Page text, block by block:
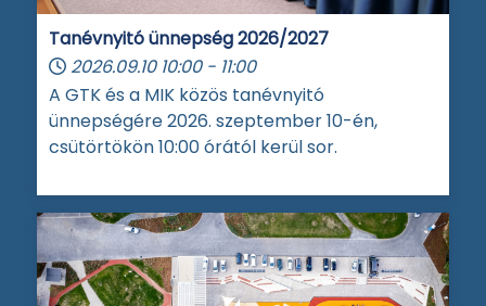
Tanévnyitó ünnepség 2026/2027
2026.09.10 10:00 - 11:00
A GTK és a MIK közös tanévnyitó
ünnepségére 2026. szeptember 10-én,
csütörtökön 10:00 órától kerül sor.